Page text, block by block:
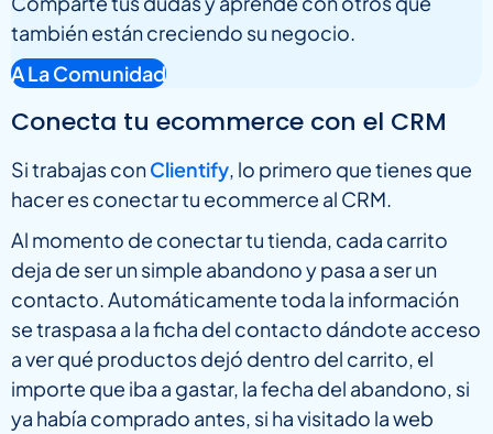
también están creciendo su negocio.
A La Comunidad
Conecta tu ecommerce con el CRM
Si trabajas conClientify, lo primero que tienes que
hacer es conectar tu ecommerce al CRM.
Al momento de conectar tu tienda, cada carrito
deja de ser un simple abandono y pasa a ser un
contacto. Automáticamente toda la información
se traspasa a la ficha del contacto dándote acceso
a ver qué productos dejó dentro del carrito, el
importe que iba a gastar, la fecha del abandono, si
ya había comprado antes, si ha visitado la web